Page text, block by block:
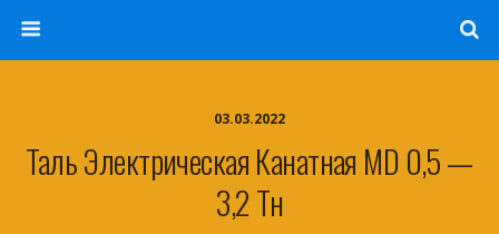
03.03.2022
Таль Электрическая Канатная МD 0,5 —
3,2 Тн